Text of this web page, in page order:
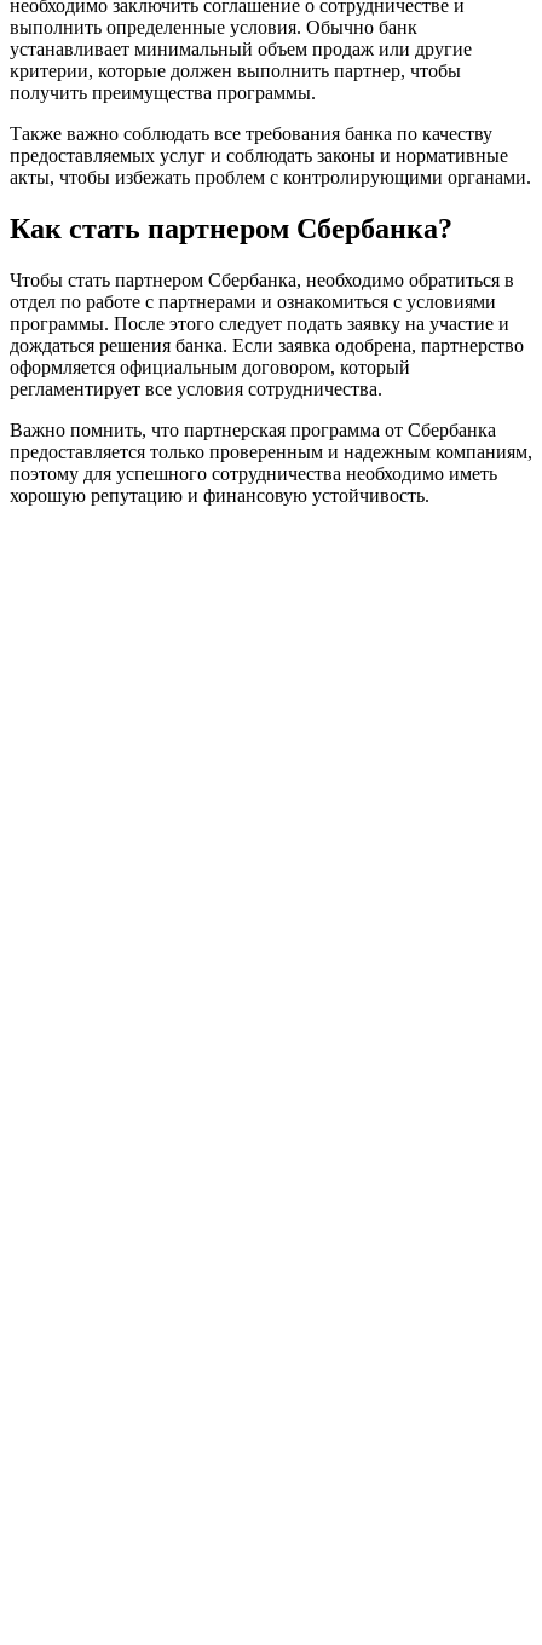
необходимо заключить соглашение о сотрудничестве и
выполнить определенные условия. Обычно банк
устанавливает минимальный объем продаж или другие
критерии, которые должен выполнить партнер, чтобы
получить преимущества программы.
Также важно соблюдать все требования банка по качеству
предоставляемых услуг и соблюдать законы и нормативные
акты, чтобы избежать проблем с контролирующими органами.
Как стать партнером Сбербанка?
Чтобы стать партнером Сбербанка, необходимо обратиться в
отдел по работе с партнерами и ознакомиться с условиями
программы. После этого следует подать заявку на участие и
дождаться решения банка. Если заявка одобрена, партнерство
оформляется официальным договором, который
регламентирует все условия сотрудничества.
Важно помнить, что партнерская программа от Сбербанка
предоставляется только проверенным и надежным компаниям,
поэтому для успешного сотрудничества необходимо иметь
хорошую репутацию и финансовую устойчивость.